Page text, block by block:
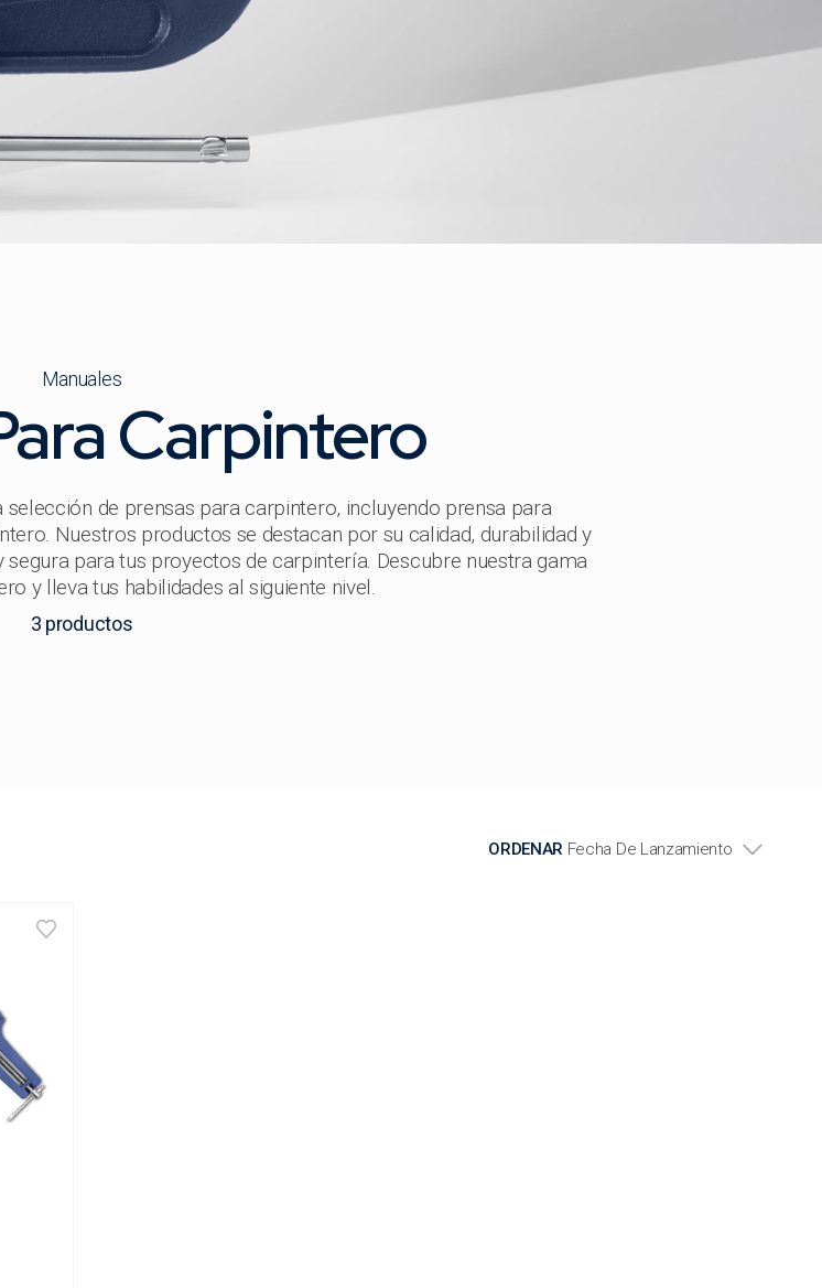
Manuales
Carpintero
de prensas para carpintero, incluyendo prensa para
Nuestros productos se destacan por su calidad, durabilidad y
para tus proyectos de carpintería. Descubre nuestra gama
y lleva tus habilidades al siguiente nivel.
3 productos
ORDENAR Fecha De Lanzamiento